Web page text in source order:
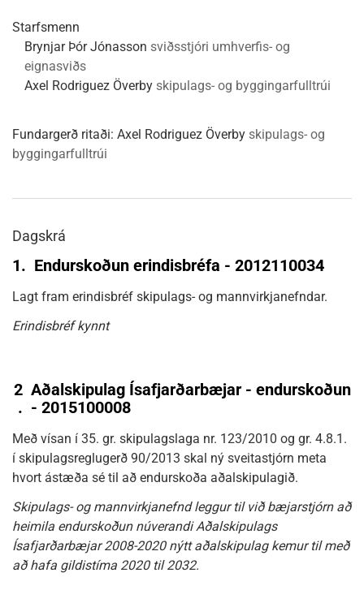
Starfsmenn
Brynjar Þór Jónasson sviðsstjóri umhverfis- og
eignasviðs
Axel Rodriguez Överby skipulags- og byggingarfulltrúi
Fundargerð ritaði: Axel Rodriguez Överby skipulags- og
byggingarfulltrúi
Dagskrá
1. Endurskoðun erindisbréfa - 2012110034
Lagt fram erindisbréf skipulags- og mannvirkjanefndar.
Erindisbréf kynnt
2
.
Aðalskipulag Ísafjarðarbæjar - endurskoðun
- 2015100008
Með vísan í 35. gr. skipulagslaga nr. 123/2010 og gr. 4.8.1.
í skipulagsreglugerð 90/2013 skal ný sveitastjórn meta
hvort ástæða sé til að endurskoða aðalskipulagið.
Skipulags- og mannvirkjanefnd leggur til við bæjarstjórn að
heimila endurskoðun núverandi Aðalskipulags
Ísafjarðarbæjar 2008-2020 nýtt aðalskipulag kemur til með
að hafa gildistíma 2020 til 2032.